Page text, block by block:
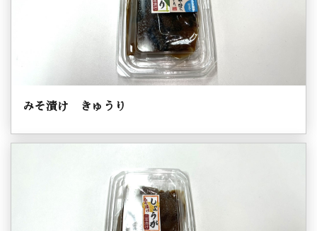
みそ漬け きゅうり